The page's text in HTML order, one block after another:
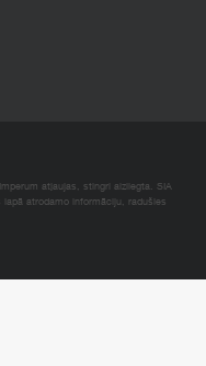
atļaujas, stingri aizliegta. SIA
atrodamo informāciju, radušies